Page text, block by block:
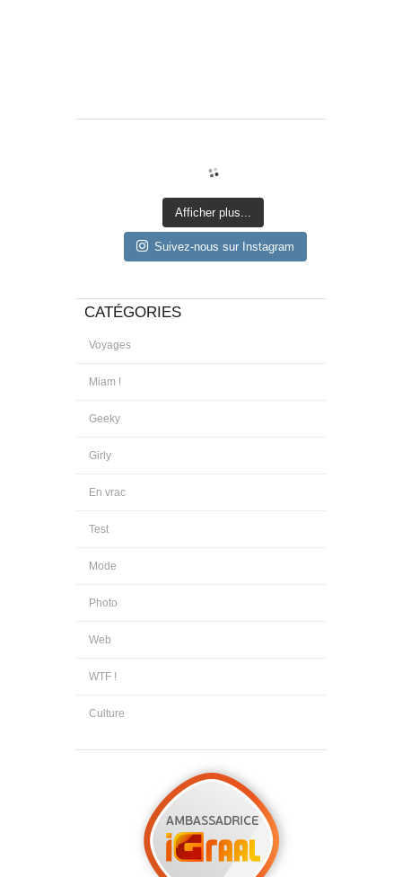
Afficher plus...
Suivez-nous sur Instagram
CATÉGORIES
Voyages
Miam !
Geeky
Girly
En vrac
Test
Mode
Photo
Web
WTF !
Culture